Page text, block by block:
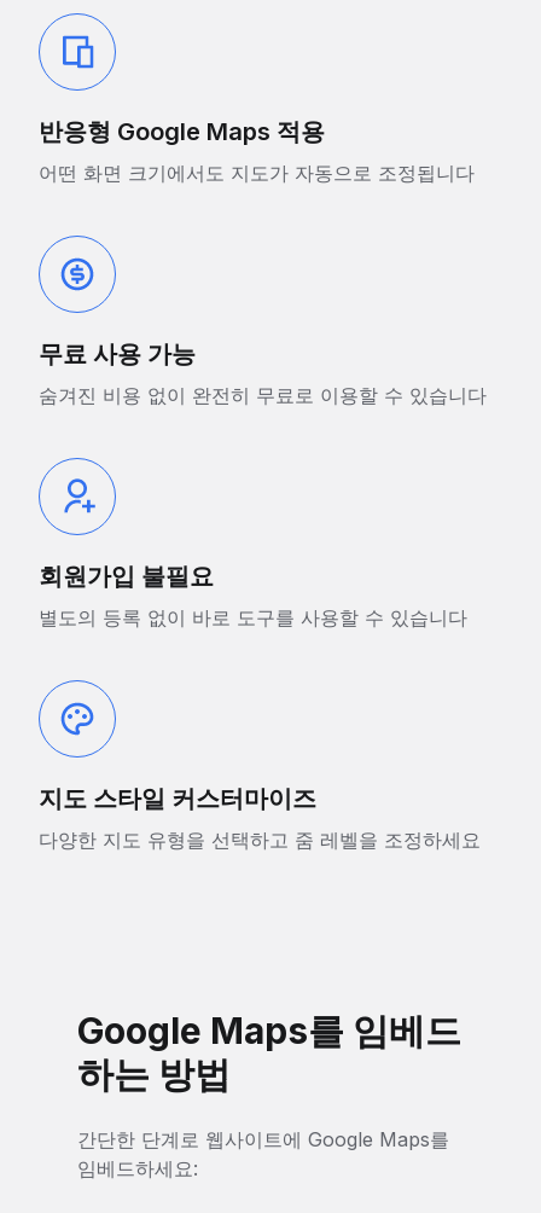
반응형 Google Maps 적용
어떤 화면 크기에서도 지도가 자동으로 조정됩니다
무료 사용 가능
숨겨진 비용 없이 완전히 무료로 이용할 수 있습니다
회원가입 불필요
별도의 등록 없이 바로 도구를 사용할 수 있습니다
지도 스타일 커스터마이즈
다양한 지도 유형을 선택하고 줌 레벨을 조정하세요
Google Maps를 임베드
하는 방법
간단한 단계로 웹사이트에 Google Maps를
임베드하세요: